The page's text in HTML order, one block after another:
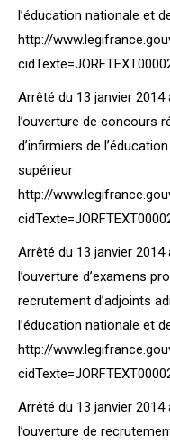
l’éducation nationale et
http://
Arrêté du 13 janvier
l’ouverture de concours
d’infirmiers de
supérieur
http://
Arrêté du 13 janvier
l’ouverture d’examens
recrutement d’adjoints
l’éducation nationale et
http://
Arrêté du 13 janvier
l’ouverture de